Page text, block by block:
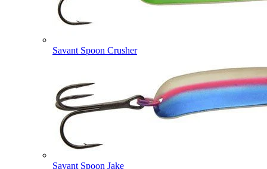
Savant Spoon Crusher
Savant Spoon Jake